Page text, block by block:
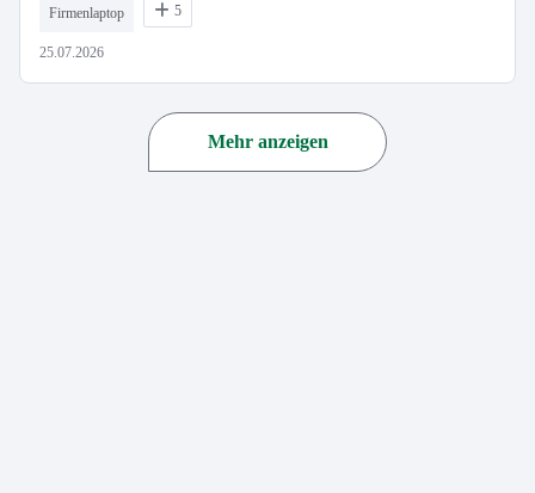
Firmenlaptop 5
25.07.2026
Mehr anzeigen